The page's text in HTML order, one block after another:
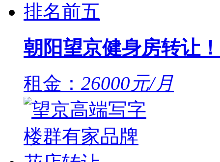
朝阳望京健身房转让
租金： 26000元/月